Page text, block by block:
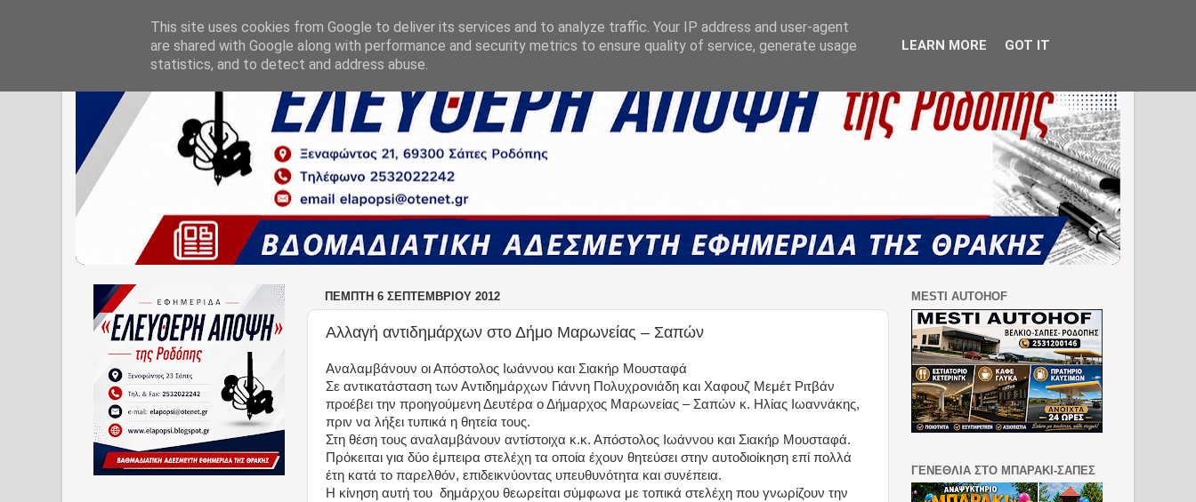
ΠΈΜΠΤΗ 6 ΣΕΠΤΕΜΒΡΊΟΥ 2012
Αλλαγή αντιδημάρχων στο Δήμο Μαρωνείας – Σαπών
Αναλαμβάνουν οι Απόστολος Ιωάννου και Σιακήρ Μουσταφά
Σε αντικατάσταση των Αντιδημάρχων Γιάννη Πολυχρονιάδη και Χαφουζ Μεμέτ Ριτβάν
προέβει την προηγούμενη Δευτέρα ο Δήμαρχος Μαρωνείας – Σαπών κ. Ηλίας Ιωαννάκης,
πριν να λήξει τυπικά η θητεία τους.
Στη θέση τους αναλαμβάνουν αντίστοιχα κ.κ. Απόστολος Ιωάννου και Σιακήρ Μουσταφά.
Πρόκειται για δύο έμπειρα στελέχη τα οποία έχουν θητεύσει στην αυτοδιοίκηση επί πολλά
έτη κατά το παρελθόν, επιδεικνύοντας υπευθυνότητα και συνέπεια.
Η κίνηση αυτή του δημάρχου θεωρείται σύμφωνα με τοπικά στελέχη που γνωρίζουν την
MESTI AUTOHOF
ΓΕΝΕΘΛΙΑ ΣΤΟ ΜΠΑΡΑΚΙ-ΣΑΠΕΣ
This site uses cookies from Google to deliver its services and to analyze traffic. Your IP address and user-agent
are shared with Google along with performance and security metrics to ensure quality of service, generate usage
statistics, and to detect and address abuse.
LEARN MORE GOT IT